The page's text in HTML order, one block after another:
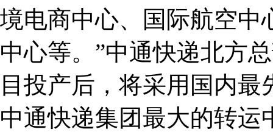
境电商中心、国际航空中
中心等。”中通快递北方
目投产后，将采用国内
中通快递集团最大的转运